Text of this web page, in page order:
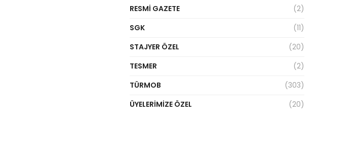
RESMI GAZETE
(2)
SGK
(11)
STAJYER ÖZEL
(20)
TESMER
(2)
TÜRMOB
(303)
ÜYELERIMIZE ÖZEL
(20)